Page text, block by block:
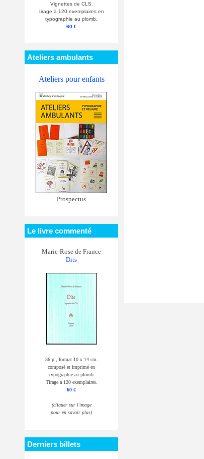
Vignettes de CLS.
tirage à 120 exemplaires en
typographie au plomb.
60 €
Ateliers ambulants
Ateliers pour enfants
Prospectus
Le livre commenté
Marie-Rose de France
Dits
36 p., format 10 x 14 cm.
composé et imprimé en
typographie au plomb
Tirage à 120 exemplaires.
60 €
(cliquer sur l'image
pour en savoir plus)
Derniers billets